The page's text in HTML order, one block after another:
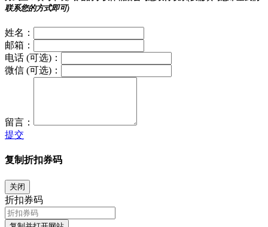
联系您的方式即可)
姓名：
邮箱：
电话 (可选)：
微信 (可选)：
留言：
提交
复制折扣券码
关闭
折扣券码